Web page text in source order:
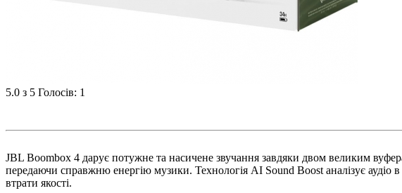
5.0 з 5 Голосів: 1
JBL Boombox 4 дарує потужне та насичене звучання завдяки двом великим
передаючи справжню енергію музики. Технологія AI Sound Boost аналізує аудіо
втрати якості.